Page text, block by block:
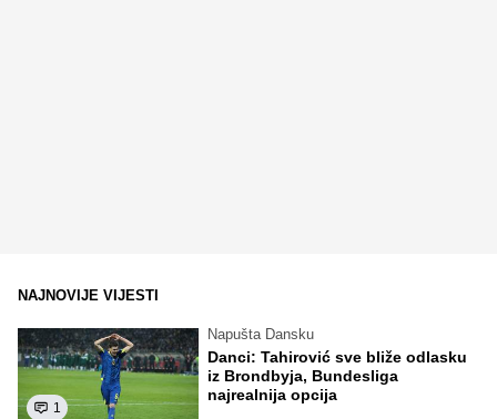
NAJNOVIJE VIJESTI
1
Napušta Dansku
Danci: Tahirović sve bliže odlasku
iz Brondbyja, Bundesliga
najrealnija opcija